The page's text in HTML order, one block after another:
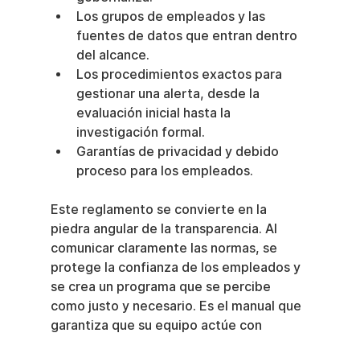
Los grupos de empleados y las
fuentes de datos que entran dentro
del alcance.
Los procedimientos exactos para
gestionar una alerta, desde la
evaluación inicial hasta la
investigación formal.
Garantías de privacidad y debido
proceso para los empleados.
Este reglamento se convierte en la
piedra angular de la transparencia. Al
comunicar claramente las normas, se
protege la confianza de los empleados y
se crea un programa que se percibe
como justo y necesario. Es el manual que
garantiza que su equipo actúe con